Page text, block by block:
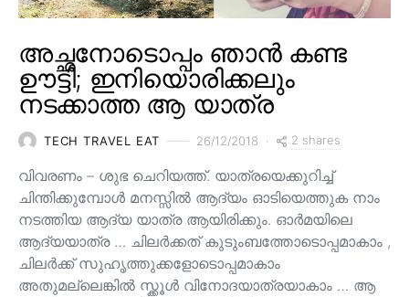
അച്ഛനോടൊപ്പം ഞാൻ കണ്ട
ഊട്ടി; ഇനിയൊരിക്കലും
നടക്കാത്ത ആ യാത്ര
TECH TRAVEL EAT 26/12/2018 2 shares
വിവരണം – ശുഭ ചെറിയത്ത്. യാത്രയെക്കുറിച്ച്
ചിന്തിക്കുമ്പോൾ മനസ്സിൽ ആദ്യം ഓടിയെത്തുക നാം
നടത്തിയ ആദ്യ യാത്ര ആയിരിക്കും. ഓർമയിലെ
ആദ്യയാത്ര … ചിലർക്കത് കുടുംബത്തോടൊപ്പമാകാം ,
ചിലർക്ക് സുഹൃത്തുക്കളോടൊപ്പമാകാം
അതുമല്ലെങ്കിൽ സ്ക്കൂൾ വിനോദയാത്രയാകാം … ആ